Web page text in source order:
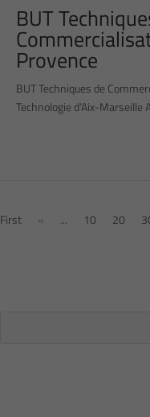
BUT
Provence
BUT Techniques de
Technologie d’Aix-
First
« ... 10 20